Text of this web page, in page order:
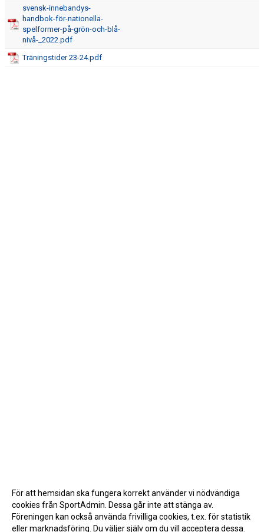
DOKUMENT
KONTAKT
svensk-innebandys-
handbok-för-nationella-
spelformer-på-grön-och-blå-
nivå-_2022.pdf
Träningstider 23-24.pdf
För att hemsidan ska fungera korrekt använder vi nödvändiga
cookies från SportAdmin. Dessa går inte att stänga av.
Föreningen kan också använda frivilliga cookies, t.ex. för statistik
eller marknadsföring. Du väljer själv om du vill acceptera dessa.